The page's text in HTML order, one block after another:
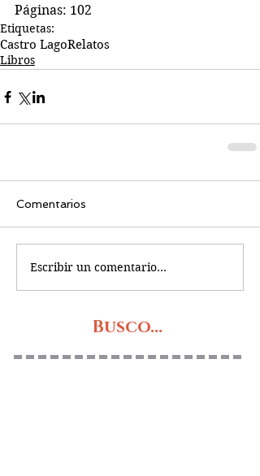
Páginas: 102
Etiquetas:
Castro LagoRelatos
Libros
Comentarios
Escribir un comentario...
Busco...